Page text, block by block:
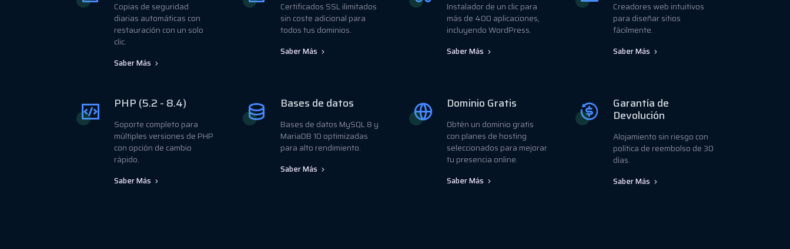
Copias de seguridad
diarias automáticas con
restauración con un solo
clic.
Saber Más
Certificados SSL ilimitados
sin coste adicional para
todos tus dominios.
Saber Más
Instalador de un clic para
más de 400 aplicaciones,
incluyendo WordPress.
Saber Más
Creadores web intuitivos
para diseñar sitios
fácilmente.
Saber Más
PHP (5.2 - 8.4)
Soporte completo para
múltiples versiones de PHP
con opción de cambio
rápido.
Saber Más
Bases de datos
Bases de datos MySQL 8 y
MariaDB 10 optimizadas
para alto rendimiento.
Saber Más
Dominio Gratis
Obtén un dominio gratis
con planes de hosting
seleccionados para mejorar
tu presencia online.
Saber Más
Garantía de
Devolución
Alojamiento sin riesgo con
política de reembolso de 30
días.
Saber Más